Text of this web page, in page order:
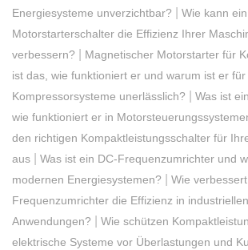
Energiesysteme unverzichtbar?
Wie kann
Motorstarterschalter die Effizienz Ihrer
verbessern?
Magnetischer Motorstarter für
ist das, wie funktioniert er und warum ist er
Kompressorsysteme unerlässlich?
Was ist
wie funktioniert er in
den richtigen Kompaktleistungsschalter für
aus
Was ist ein DC-Frequenzumrichter und
modernen Energiesystemen?
Wie
Frequenzumrichter die Effizienz in industriellen
Anwendungen?
Wie schützen
elektrische Systeme vor Überlastungen und